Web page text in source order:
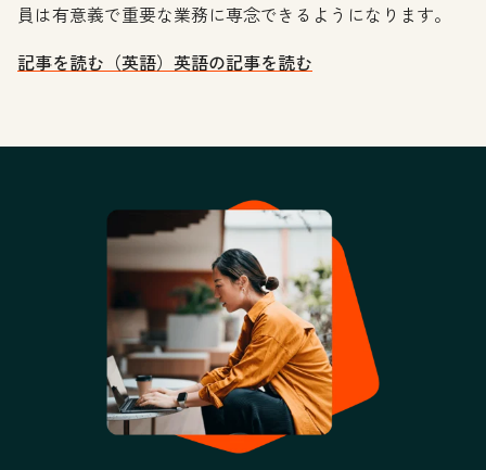
員は有意義で重要な業務に専念できるようになります。
記事を読む（英語） 英語の記事を読む